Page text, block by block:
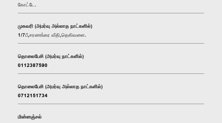
கோட்டே.
முகவரி (அமர்வு அல்லாத நாட்களில்)
1/7பீ,சரணங்கர வீதி,தெகிவளை.
தொலைபேசி (அமர்வு நாட்களில்)
0112387590
தொலைபேசி (அமர்வு அல்லாத நாட்களில்)
0712151734
மின்னஞ்சல்